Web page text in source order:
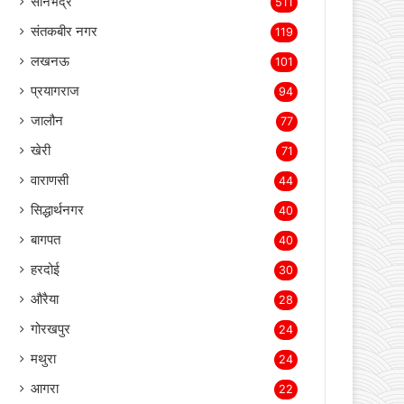
बस्ती 3,709
लखीमपुर खीरी 2,152
सोनभद्र 511
संतकबीर नगर 119
लखनऊ 101
प्रयागराज 94
जालौन 77
खेरी 71
वाराणसी 44
सिद्धार्थनगर 40
बागपत 40
हरदोई 30
औरैया 28
गोरखपुर 24